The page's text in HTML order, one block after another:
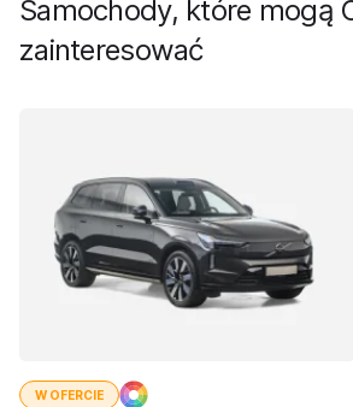
Samochody, które mogą Cię
zainteresować
W OFERCIE